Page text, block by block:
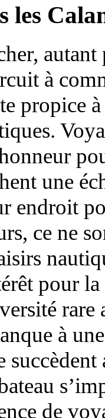
les
autant
à
propice
une
endroit
ce ne
pour
à
de